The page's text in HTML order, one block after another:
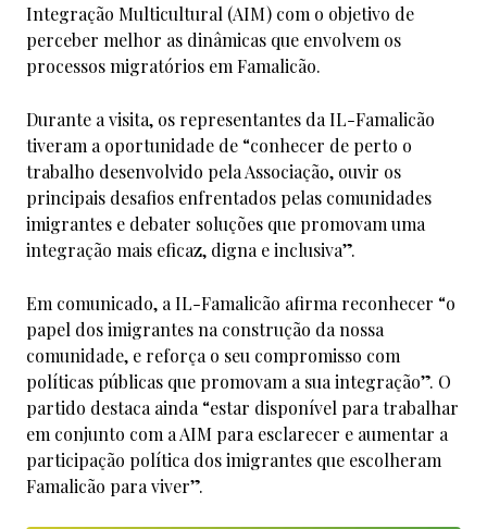
Integração Multicultural (AIM) com o objetivo de
perceber melhor as dinâmicas que envolvem os
processos migratórios em Famalicão.
Durante a visita, os representantes da IL-Famalicão
tiveram a oportunidade de “conhecer de perto o
trabalho desenvolvido pela Associação, ouvir os
principais desafios enfrentados pelas comunidades
imigrantes e debater soluções que promovam uma
integração mais eficaz, digna e inclusiva”.
Em comunicado, a IL-Famalicão afirma reconhecer “o
papel dos imigrantes na construção da nossa
comunidade, e reforça o seu compromisso com
políticas públicas que promovam a sua integração”. O
partido destaca ainda “estar disponível para trabalhar
em conjunto com a AIM para esclarecer e aumentar a
participação política dos imigrantes que escolheram
Famalicão para viver”.